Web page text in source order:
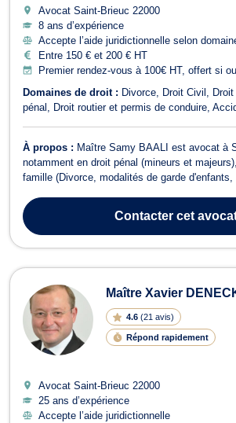
Avocat Saint-Brieuc 22000
8 ans d’expérience
Accepte l’aide juridictionnelle selon
Entre 150 € et 200 € HT
Premier rendez-vous à 100€ HT, offert si
Domaines de droit : Divorce Droit Civil
pénal
Droit routier et permis de conduire
À propos : Maître Samy BAALI est avocat à
notamment en droit pénal (mineurs et
famille (Divorce, modalités de garde d'enfants,
responsabilité, Baux d'habitation etc.).
Maître BA...
Contactercet
Maître Xavier
4.6 (21 avis)
Répond rapidement
Avocat Saint-Brieuc 22000
25 ans d’expérience
Accepte l’aide juridictionnelle